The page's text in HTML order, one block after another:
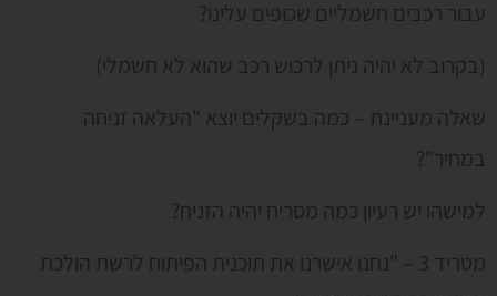
עבור רכבים חשמליים שכופים עלינו?
(בקרוב לא יהיה ניתן לרכוש רכב שהוא לא חשמלי)
שאלה מעניינת – כמה בשקלים יוצא "העלאה זניחה
במחיר"?
למישהו יש רעיון כמה מסריח יהיה הזניח?
מטריד 3 – "נחנו אישרנו את תוכנית הפיתוח לרשת הולכת